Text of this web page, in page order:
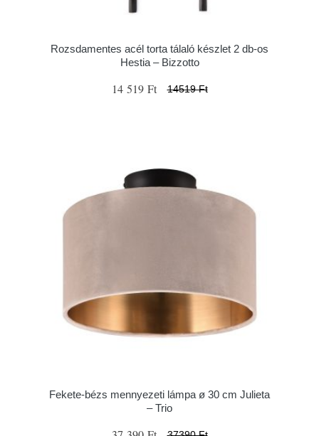
Rozsdamentes acél torta tálaló készlet 2 db-os
Hestia – Bizzotto
14 519 Ft 14519 Ft
Fekete-bézs mennyezeti lámpa ø 30 cm Julieta
– Trio